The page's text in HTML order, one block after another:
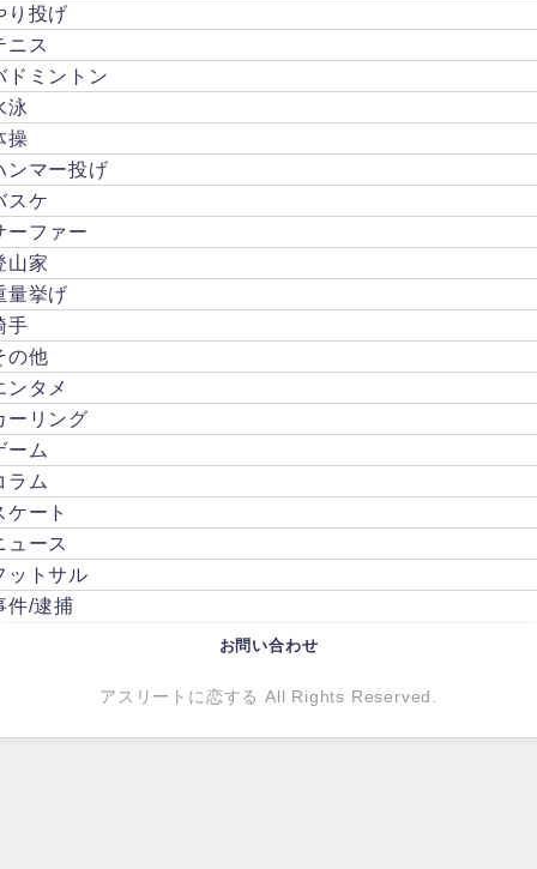
はな
いで
しょ
か。
今回
はそ
あ...
り投げ
ニス
ドミントン
泳
操
ンマー投げ
スケ
ーファー
山家
量挙げ
手
の他
ンタメ
ーリング
ーム
ラム
ケート
ュース
ットサル
件/逮捕
お問い合わせ
アスリートに恋する All Rights Reserved.